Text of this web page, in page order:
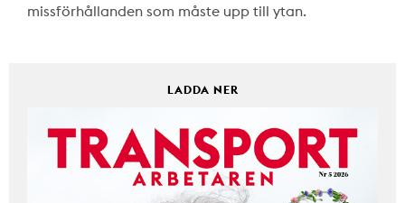
missförhållanden som måste upp till ytan.
LADDA NER